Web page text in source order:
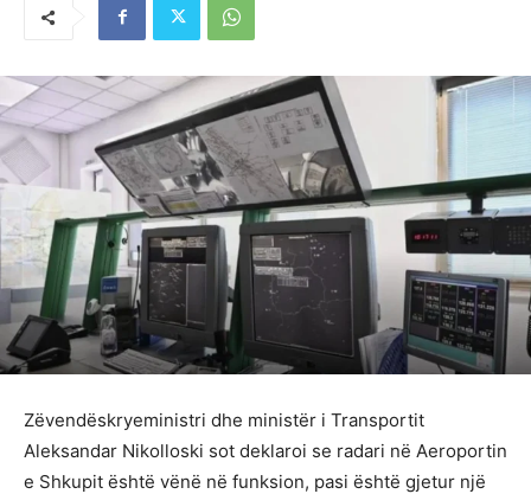
Zëvendëskryeministri dhe ministër i Transportit
Aleksandar Nikolloski sot deklaroi se radari në Aeroportin
e Shkupit është vënë në funksion, pasi është gjetur një